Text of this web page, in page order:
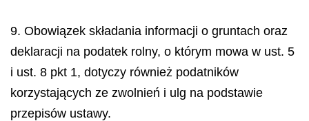
9. Obowiązek składania informacji o gruntach oraz
deklaracji na podatek rolny, o którym mowa w ust. 5
i ust. 8 pkt 1, dotyczy również podatników
korzystających ze zwolnień i ulg na podstawie
przepisów ustawy.